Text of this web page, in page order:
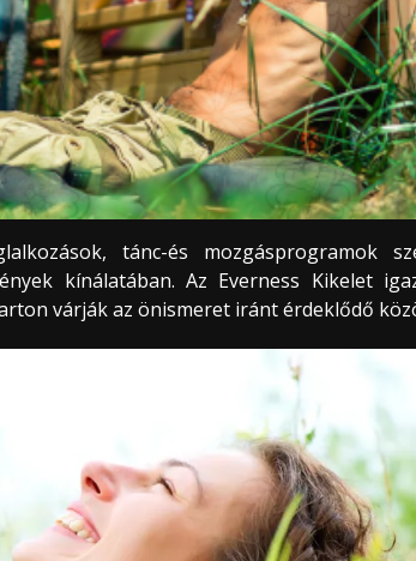
tánc-és mozgásprogramok
kínálatában. Az Everness Kikelet
várják az önismeret iránt érdeklődő